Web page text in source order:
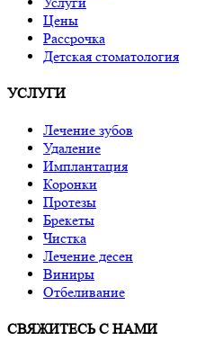
Цены
Рассрочка
Детская стоматология
УСЛУГИ
Лечение зубов
Удаление
Имплантация
Коронки
Протезы
Брекеты
Чистка
Лечение десен
Виниры
Отбеливание
СВЯЖИТЕСЬ С НАМИ